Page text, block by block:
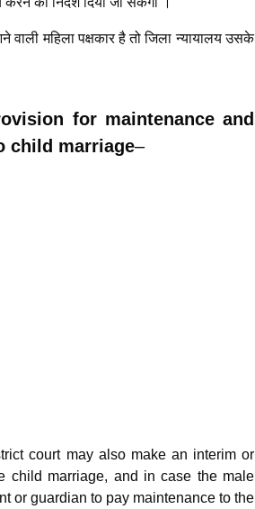
वाली महिला पक्षकार है तो जिला न्यायालय उसके
for maintenance and
child marriage–
court may also make an interim or
child marriage, and in case the male
or guardian to pay maintenance to the